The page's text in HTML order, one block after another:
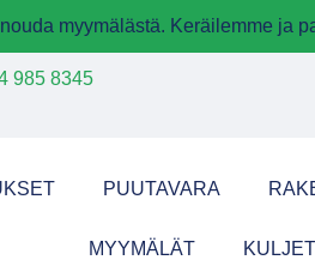
myymälästä. Keräilemme ja
985 8345
PUUTAVARA
MYYMÄLÄT